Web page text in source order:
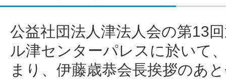
公益社団法人津法人会の第13
ル津センターパレスに於いて
まり、伊藤歳恭会長挨拶のあ